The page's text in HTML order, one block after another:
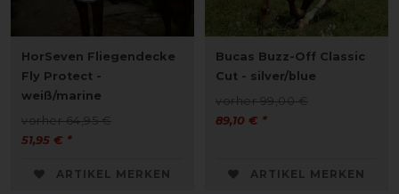
HorSeven Fliegendecke
Fly Protect -
weiß/marine
vorher 64,95 €
51,95 € *
ARTIKEL MERKEN
Bucas Buzz-Off Classic
Cut - silver/blue
vorher 99,00 €
89,10 € *
ARTIKEL MERKEN